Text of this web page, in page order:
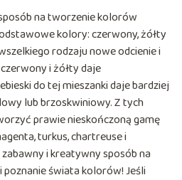
na tworzenie kolorów
kolory: czerwony, żółty
rodzaju nowe odcienie i
i żółty daje
do tej mieszanki daje bardziej
lub brzoskwiniowy. Z tych
prawie nieskończoną gamę
turkus, chartreuse i
i kreatywny sposób na
świata kolorów! Jeśli